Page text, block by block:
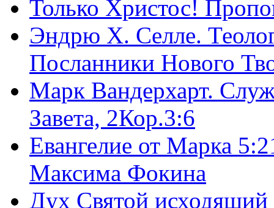
Только Христос!
Эндрю Х. Селле.
Посланники Нового
Марк Вандерхарт.
Завета, 2Кор.3:6
Евангелие от Марка
Максима Фокина
Дух Святой